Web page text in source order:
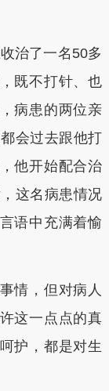
治了一名50多
既不打针、也
病患的两位亲
会过去跟他打
他开始配合治
这名病患情况
语中充满着愉
情，但对病人
这一点点的真
护，都是对生